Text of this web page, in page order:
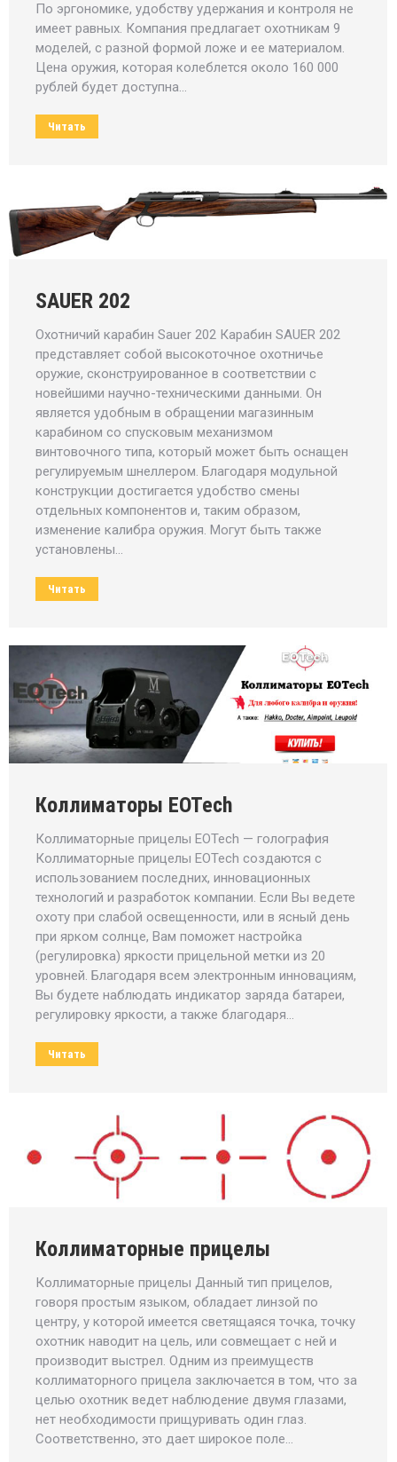
По эргономике, удобству удержания и контроля не
имеет равных. Компания предлагает охотникам 9
моделей, с разной формой ложе и ее материалом.
Цена оружия, которая колеблется около 160 000
рублей будет доступна…
Читать
SAUER 202
Охотничий карабин Sauer 202 Карабин SAUER 202
представляет собой высокоточное охотничье
оружие, сконструированное в соответствии с
новейшими научно-техническими данными. Он
является удобным в обращении магазинным
карабином со спусковым механизмом
винтовочного типа, который может быть оснащен
регулируемым шнеллером. Благодаря модульной
конструкции достигается удобство смены
отдельных компонентов и, таким образом,
изменение калибра оружия. Могут быть также
установлены…
Читать
Коллиматоры EOTech
Коллиматорные прицелы EOTech — голография
Коллиматорные прицелы EOTech создаются с
использованием последних, инновационных
технологий и разработок компании. Если Вы ведете
охоту при слабой освещенности, или в ясный день
при ярком солнце, Вам поможет настройка
(регулировка) яркости прицельной метки из 20
уровней. Благодаря всем электронным инновациям,
Вы будете наблюдать индикатор заряда батареи,
регулировку яркости, а также благодаря…
Читать
Коллиматорные прицелы
Коллиматорные прицелы Данный тип прицелов,
говоря простым языком, обладает линзой по
центру, у которой имеется светящаяся точка, точку
охотник наводит на цель, или совмещает с ней и
производит выстрел. Одним из преимуществ
коллиматорного прицела заключается в том, что за
целью охотник ведет наблюдение двумя глазами,
нет необходимости прищуривать один глаз.
Соответственно, это дает широкое поле…